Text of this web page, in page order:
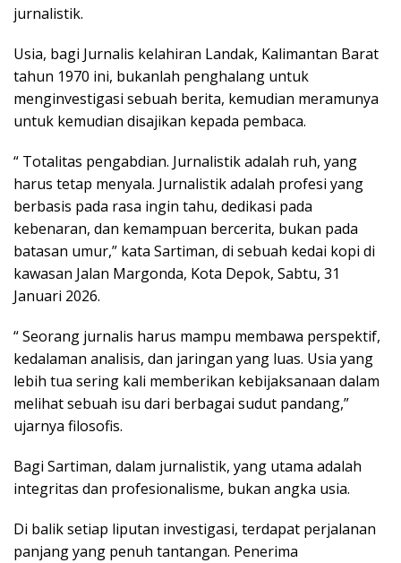
jurnalistik.
Usia, bagi Jurnalis kelahiran Landak, Kalimantan Barat
tahun 1970 ini, bukanlah penghalang untuk
menginvestigasi sebuah berita, kemudian meramunya
untuk kemudian disajikan kepada pembaca.
“ Totalitas pengabdian. Jurnalistik adalah ruh, yang
harus tetap menyala. Jurnalistik adalah profesi yang
berbasis pada rasa ingin tahu, dedikasi pada
kebenaran, dan kemampuan bercerita, bukan pada
batasan umur,” kata Sartiman, di sebuah kedai kopi di
kawasan Jalan Margonda, Kota Depok, Sabtu, 31
Januari 2026.
“ Seorang jurnalis harus mampu membawa perspektif,
kedalaman analisis, dan jaringan yang luas. Usia yang
lebih tua sering kali memberikan kebijaksanaan dalam
melihat sebuah isu dari berbagai sudut pandang,”
ujarnya filosofis.
Bagi Sartiman, dalam jurnalistik, yang utama adalah
integritas dan profesionalisme, bukan angka usia.
Di balik setiap liputan investigasi, terdapat perjalanan
panjang yang penuh tantangan. Penerima